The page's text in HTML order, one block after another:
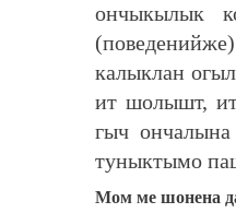
ончыкылык
калыклан
ит шолышт,
гыч
туныктымо
Мом ме шонена